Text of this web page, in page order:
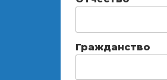
Гражданство